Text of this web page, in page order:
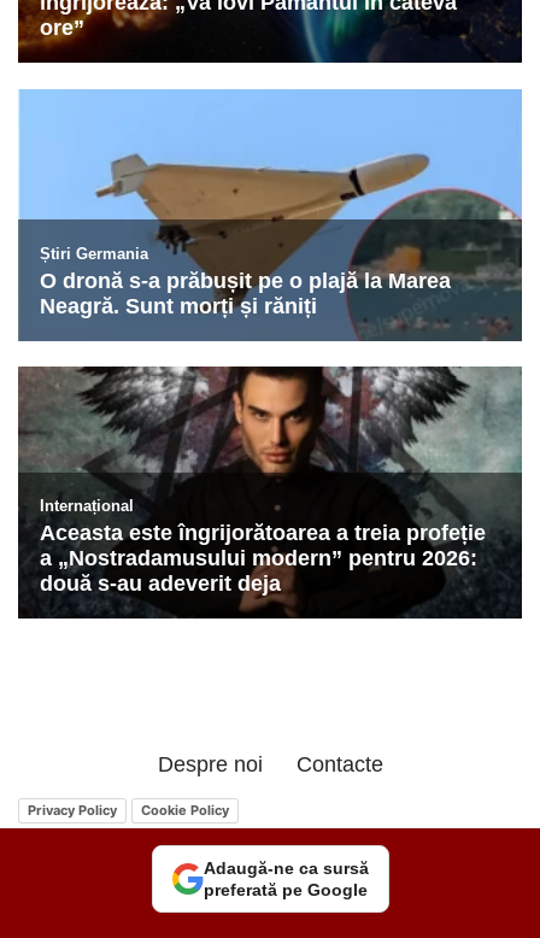
Despre noi Contacte
Privacy Policy Cookie Policy
Adaugă-ne ca sursă
preferată pe Google